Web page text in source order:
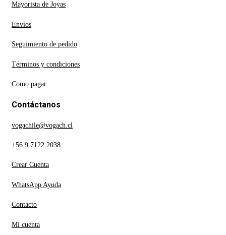
Mayorista de Joyas
Envíos
Seguimiento de pedido
Términos y condiciones
Como pagar
Contáctanos
vogachile@vogach.cl
+56 9 7122 2038
Crear Cuenta
WhatsApp Ayuda
Contacto
Mi cuenta